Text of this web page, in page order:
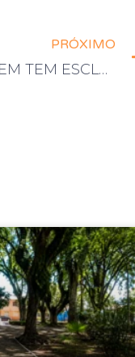
PRÓXIMO
ESCLEROSADO É QUEM TEM ESCLEROSE MULTIPLA